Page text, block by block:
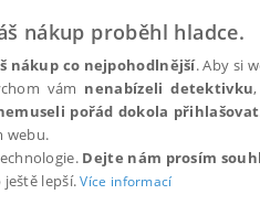
nákup proběhl hladce.
nákup co nejpohodlnější. Aby si
vám nenabízeli detektivku
pořád dokola přihlašovat
webu.
Dejte nám prosím
ještě lepší.Více informací